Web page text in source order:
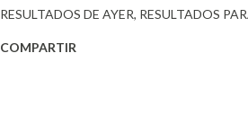
RESULTADOS DE AYER RESULTADOS
COMPARTIR